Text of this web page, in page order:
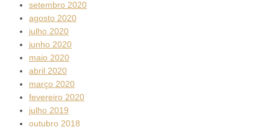
setembro 2020
agosto 2020
julho 2020
junho 2020
maio 2020
abril 2020
março 2020
fevereiro 2020
julho 2019
outubro 2018